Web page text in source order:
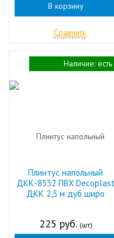
В корзину
Сравнить
Плинтус напольный
ДКК-8532 ПВХ Decoplast
ДКК 2,5 м дуб широ
225 руб. (шт)
Наличие: есть